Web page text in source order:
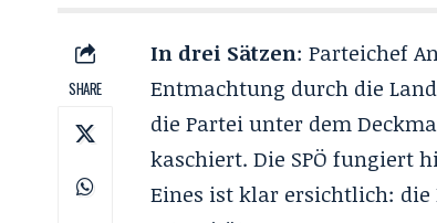
SHARE
In drei Sätzen: Parteichef
Entmachtung durch die
die Partei unter dem
kaschiert. Die SPÖ fungiert
Eines ist klar ersichtlich: